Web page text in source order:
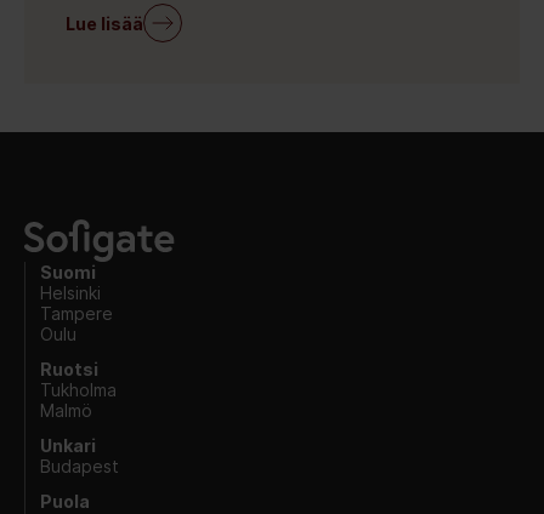
Lue lisää
Suomi
Helsinki
Tampere
Oulu
Ruotsi
Tukholma
Malmö
Unkari
Budapest
Puola